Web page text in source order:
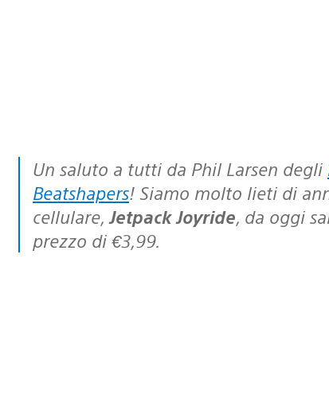
Un saluto a tutti da Phil Larsen degli
Beatshapers! Siamo molto lieti di
cellulare, Jetpack Joyride, da oggi
prezzo di €3,99.